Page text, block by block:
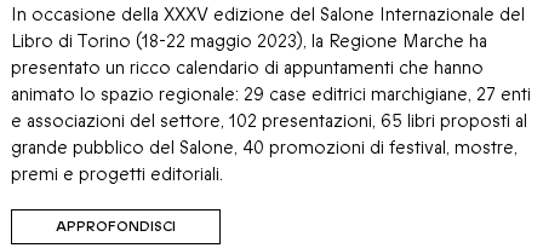
In occasione della XXXV edizione del Salone Internazionale del
Libro di Torino (18-22 maggio 2023), la Regione Marche ha
presentato un ricco calendario di appuntamenti che hanno
animato lo spazio regionale: 29 case editrici marchigiane, 27 enti
e associazioni del settore, 102 presentazioni, 65 libri proposti al
grande pubblico del Salone, 40 promozioni di festival, mostre,
premi e progetti editoriali.
APPROFONDISCI